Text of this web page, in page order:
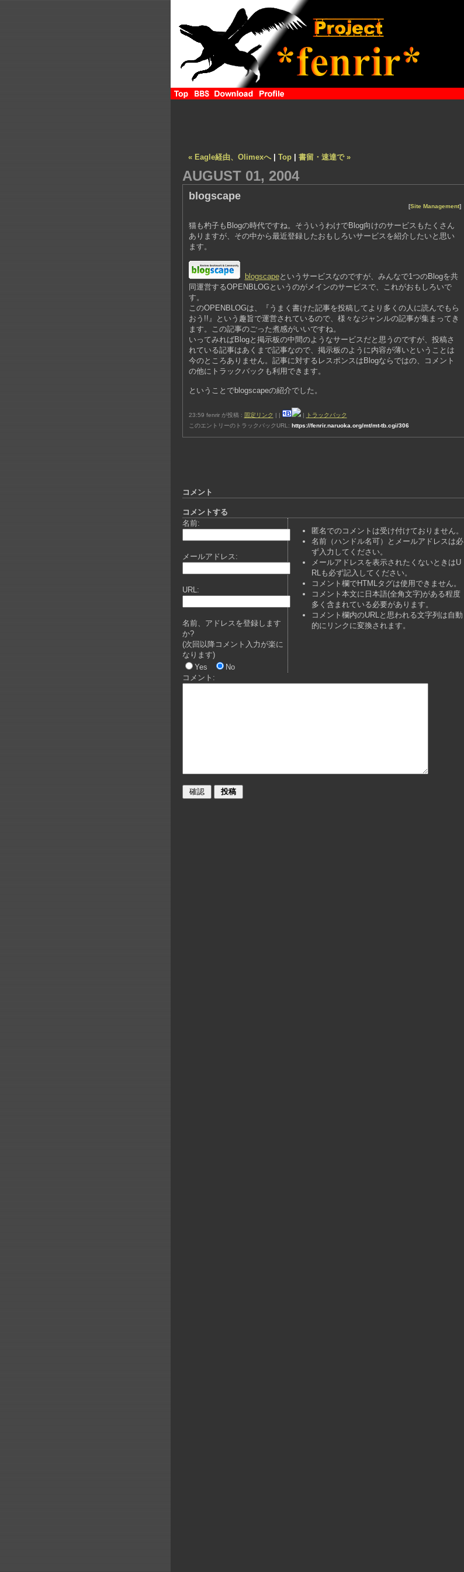
« Eagle経由、Olimexへ| Top| 書留・速達で »
AUGUST 01, 2004
blogscape
[Site Management]
猫も杓子もBlogの時代ですね。そういうわけでBlog向けのサービスもたくさん
ありますが、その中から最近登録したおもしろいサービスを紹介したいと思い
ます。
blogscapeというサービスなのですが、みんなで1つのBlogを共
同運営するOPENBLOGというのがメインのサービスで、これがおもしろいで
す。
このOPENBLOGは、『うまく書けた記事を投稿してより多くの人に読んでもら
おう!!』という趣旨で運営されているので、様々なジャンルの記事が集まってき
ます。この記事のごった煮感がいいですね。
いってみればBlogと掲示板の中間のようなサービスだと思うのですが、投稿さ
れている記事はあくまで記事なので、掲示板のように内容が薄いということは
今のところありません。記事に対するレスポンスはBlogならではの、コメント
の他にトラックバックも利用できます。
ということでblogscapeの紹介でした。
23:59 fenrir が投稿 : 固定リンク | | |
トラックバック
このエントリーのトラックバックURL: https://fenrir.naruoka.org/mt/mt-tb.cgi/306
コメント
コメントする
名前:
メールアドレス:
URL:
名前、アドレスを登録します
か?
(次回以降コメント入力が楽に
なります)
Yes
No
匿名でのコメントは受け付けておりません。
名前（ハンドル名可）とメールアドレスは必
ず入力してください。
メールアドレスを表示されたくないときはU
RLも必ず記入してください。
コメント欄でHTMLタグは使用できません。
コメント本文に日本語(全角文字)がある程度
多く含まれている必要があります。
コメント欄内のURLと思われる文字列は自動
的にリンクに変換されます。
コメント: